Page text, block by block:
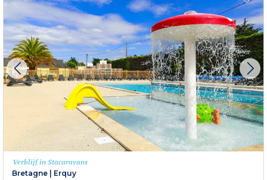
Verblijf in Stacaravans
Bretagne | Erquy